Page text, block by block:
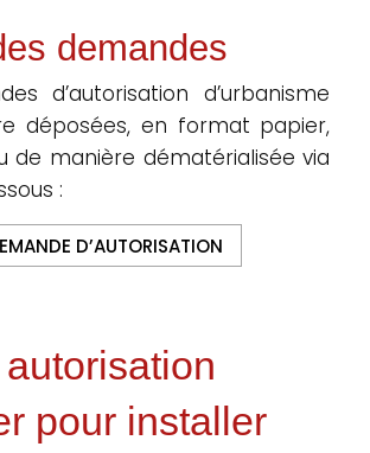
demandes
d’autorisation d’urbanisme
déposées, en format papier,
de manière dématérialisée via
:
D’AUTORISATION
pour installer